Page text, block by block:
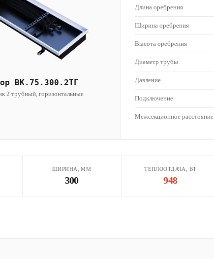
ВК.75.300.2ТГ
2 трубный, горизонтальные
Длина оребрения
Ширина оребрения
Высота оребрения
Диаметр трубы
Давление
Подключение
Межсекционное расстояние
ШИРИНА, ММ
300
ТЕПЛООТДАЧА, ВТ
948